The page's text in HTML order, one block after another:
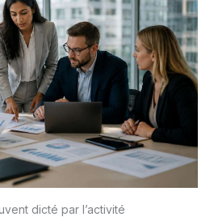
dicté par l’activité